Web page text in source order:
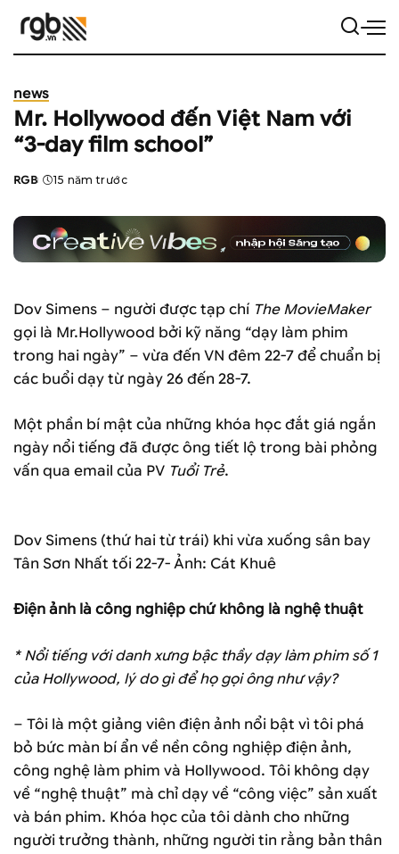
news
Mr. Hollywood đến Việt Nam với
“3-day film school”
Posted
RGB 15 năm trước
Dov Simens – người được tạp chí The MovieMaker
gọi là Mr.Hollywood bởi kỹ năng “dạy làm phim
trong hai ngày” – vừa đến VN đêm 22-7 để chuẩn bị
các buổi dạy từ ngày 26 đến 28-7.
Một phần bí mật của những khóa học đắt giá ngắn
ngày nổi tiếng đã được ông tiết lộ trong bài phỏng
vấn qua email của PV Tuổi Trẻ.
Dov Simens (thứ hai từ trái) khi vừa xuống sân bay
Tân Sơn Nhất tối 22-7- Ảnh: Cát Khuê
Điện ảnh là công nghiệp chứ không là nghệ thuật
* Nổi tiếng với danh xưng bậc thầy dạy làm phim số 1
của Hollywood, lý do gì để họ gọi ông như vậy?
– Tôi là một giảng viên điện ảnh nổi bật vì tôi phá
bỏ bức màn bí ẩn về nền công nghiệp điện ảnh,
công nghệ làm phim và Hollywood. Tôi không dạy
về “nghệ thuật” mà chỉ dạy về “công việc” sản xuất
và bán phim. Khóa học của tôi dành cho những
người trưởng thành, những người tin rằng bản thân